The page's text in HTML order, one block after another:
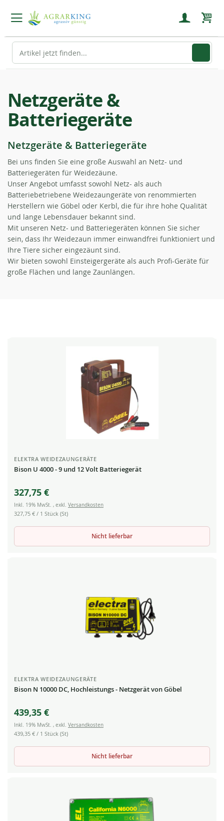
Netzgeräte &
Batteriegeräte
Netzgeräte & Batteriegeräte
Bei uns finden Sie eine große Auswahl an Netz- und
Batteriegeräten für Weidezäune.
Unser Angebot umfasst sowohl Netz- als auch
Batteriebetriebene Weidezaungeräte von renommierten
Herstellern wie Göbel oder Kerbl, die für ihre hohe Qualität
und lange Lebensdauer bekannt sind.
Mit unseren Netz- und Batteriegeräten können Sie sicher
sein, dass Ihr Weidezaun immer einwandfrei funktioniert und
Ihre Tiere sicher eingezäunt sind.
Wir bieten sowohl Einsteigergeräte als auch Profi-Geräte für
große Flächen und lange Zaunlängen.
ELEKTRA WEIDEZAUNGERÄTE
Bison U 4000 - 9 und 12 Volt Batteriegerät
327,75 €
Inkl. 19% MwSt. , exkl. Versandkosten
327,75 € / 1 Stück (St)
Nicht lieferbar
ELEKTRA WEIDEZAUNGERÄTE
Bison N 10000 DC, Hochleistungs - Netzgerät von Göbel
439,35 €
Inkl. 19% MwSt. , exkl. Versandkosten
439,35 € / 1 Stück (St)
Nicht lieferbar